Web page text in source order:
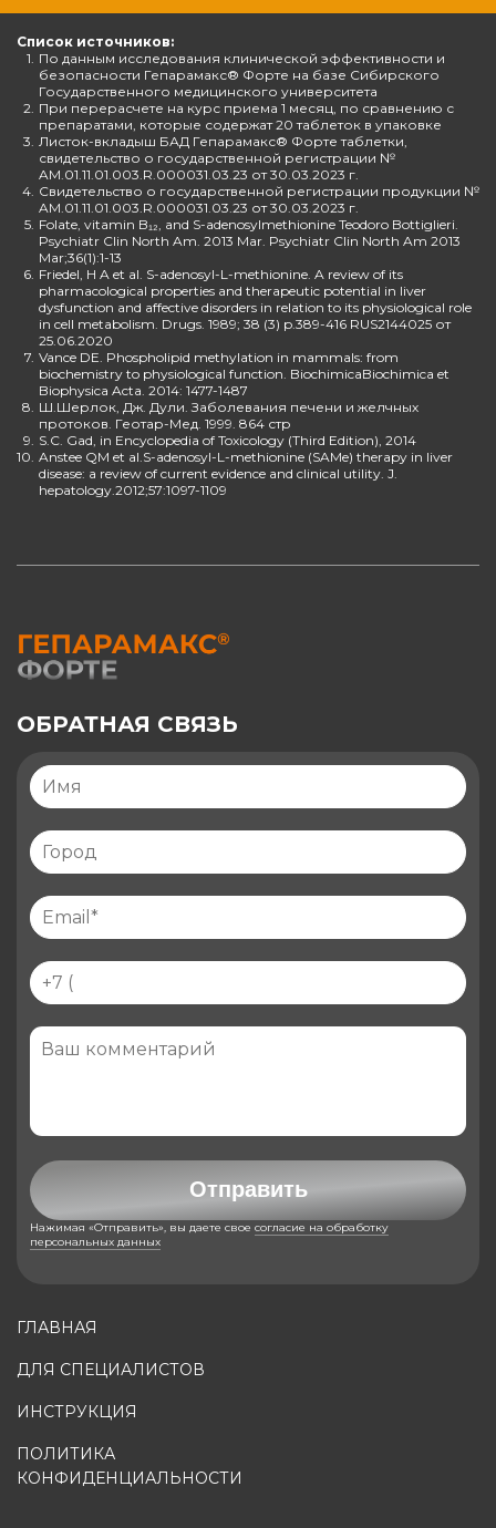
Список источников:
1. По данным исследования клинической эффективности и
безопасности Гепарамакс® Форте на базе Сибирского
Государственного медицинского университета
2. При перерасчете на курс приема 1 месяц, по сравнению с
препаратами, которые содержат 20 таблеток в упаковке
3. Листок-вкладыш БАД Гепарамакс® Форте таблетки,
свидетельство о государственной регистрации №
AM.01.11.01.003.R.000031.03.23 от 30.03.2023 г.
4. Свидетельство о государственной регистрации продукции №
AM.01.11.01.003.R.000031.03.23 от 30.03.2023 г.
5. Folate, vitamin B₁₂, and S-adenosylmethionine Teodoro Bottiglieri.
Psychiatr Clin North Am. 2013 Mar. Psychiatr Clin North Am 2013
Mar;36(1):1-13
6. Friedel, H A et al. S-adenosyl-L-methionine. A review of its
pharmacological properties and therapeutic potential in liver
dysfunction and affective disorders in relation to its physiological role
in cell metabolism. Drugs. 1989; 38 (3) p.389-416 RUS2144025 от
25.06.2020
7. Vance DE. Phospholipid methylation in mammals: from
biochemistry to physiological function. BiochimicaBiochimica et
Biophysica Acta. 2014: 1477-1487
8. Ш.Шерлок, Дж. Дули. Заболевания печени и желчных
протоков. Геотар-Мед. 1999. 864 стр
9. S.C. Gad, in Encyclopedia of Toxicology (Third Edition), 2014
10. Anstee QM et al.S-adenosyl-L-methionine (SAMe) therapy in liver
disease: a review of current evidence and clinical utility. J.
hepatology.2012;57:1097-1109
ГЛАВНАЯ
ДЛЯ СПЕЦИАЛИСТОВ
ИНСТРУКЦИЯ
ПОЛИТИКА
КОНФИДЕНЦИАЛЬНОСТИ
ОБРАТНАЯ СВЯЗЬ
Отправить
Нажимая «Отправить», вы даете свое согласие на обработку
персональных данных